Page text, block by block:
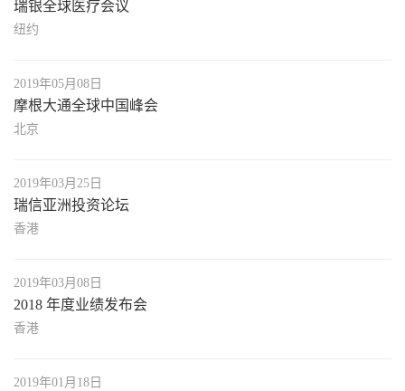
瑞银全球医疗会议
纽约
2019年05月08日
摩根大通全球中国峰会
北京
2019年03月25日
瑞信亚洲投资论坛
香港
2019年03月08日
2018 年度业绩发布会
香港
2019年01月18日